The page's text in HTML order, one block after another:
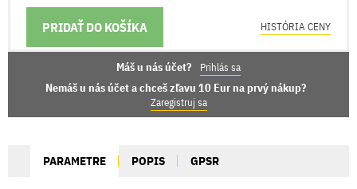
PRIDAŤ DO KOŠÍKA
MOŽNOSTI DORUČENIA HISTÓRIA CENY
Máš u nás účet? Prihlás sa
Nemáš u nás účet a chceš zľavu 10 Eur na prvý nákup?
Zaregistruj sa
PARAMETRE POPIS GPSR